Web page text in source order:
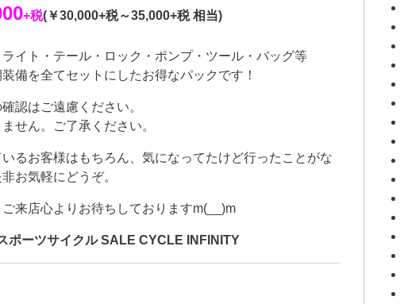
+税(￥30,000+税～35,000+税 相当)
イト・テール・ロック・ポンプ・ツール・バッグ等
備を全てセットにしたお得なパックです！
認はご遠慮ください。
せん。ご了承ください。
るお客様はもちろん、気になってたけど行ったことがな
お気軽にどうぞ。
来店心よりお待ちしておりますm(__)m
ポーツサイクル SALE CYCLE INFINITY